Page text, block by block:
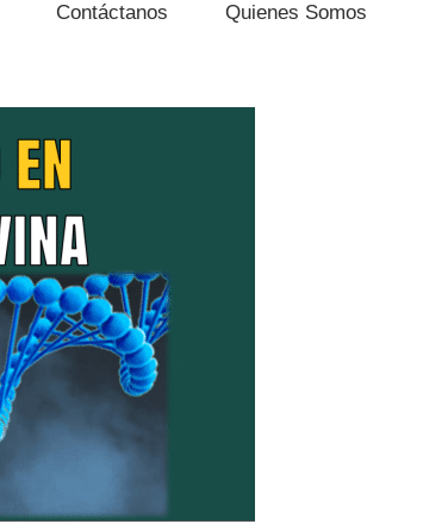
Contáctanos Quienes Somos